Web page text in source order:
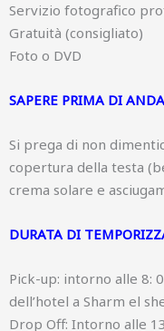
Servizio fotografico
Gratuità (consigliato)
Foto o DVD
SAPERE PRIMA DI
Si prega di non
copertura della testa
crema solare e
DURATA DI
Pick-up: intorno alle 8:
dell’hotel a Sharm el
Drop Off: Intorno alle